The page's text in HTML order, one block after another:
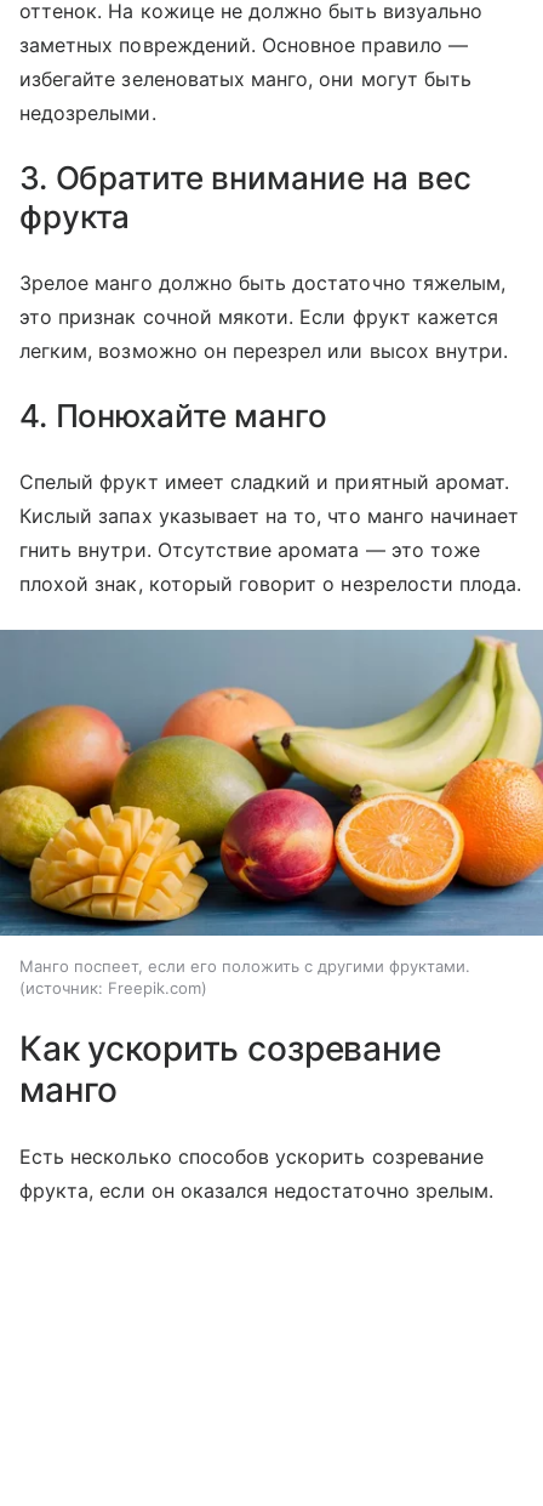
оттенок. На кожице не должно быть визуально
заметных повреждений. Основное правило —
избегайте зеленоватых манго, они могут быть
недозрелыми.
3. Обратите внимание на вес
фрукта
Зрелое манго должно быть достаточно тяжелым,
это признак сочной мякоти. Если фрукт кажется
легким, возможно он перезрел или высох внутри.
4. Понюхайте манго
Спелый фрукт имеет сладкий и приятный аромат.
Кислый запах указывает на то, что манго начинает
гнить внутри. Отсутствие аромата — это тоже
плохой знак, который говорит о незрелости плода.
Манго поспеет, если его положить с другими фруктами.
источник: Freepik.com
Как ускорить созревание
манго
Есть несколько способов ускорить созревание
фрукта, если он оказался недостаточно зрелым.